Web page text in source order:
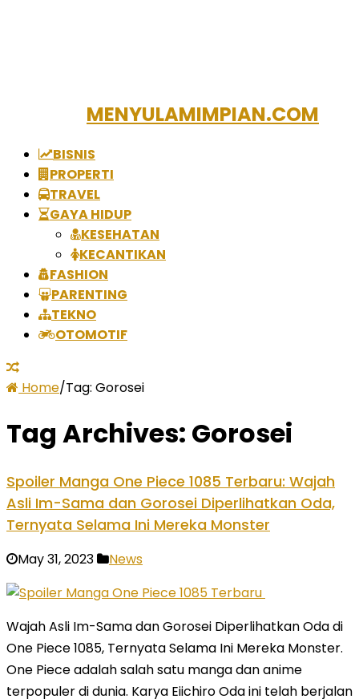
MENYULAMIMPIAN.COM
BISNIS
PROPERTI
TRAVEL
GAYA HIDUP
KESEHATAN
KECANTIKAN
FASHION
PARENTING
TEKNO
OTOMOTIF
Home/Tag: Gorosei
Tag Archives: Gorosei
Spoiler Manga One Piece 1085 Terbaru: Wajah
Asli Im-Sama dan Gorosei Diperlihatkan Oda,
Ternyata Selama Ini Mereka Monster
May 31, 2023 News
Wajah Asli Im-Sama dan Gorosei Diperlihatkan Oda di
One Piece 1085, Ternyata Selama Ini Mereka Monster.
One Piece adalah salah satu manga dan anime
terpopuler di dunia. Karya Eiichiro Oda ini telah berjalan